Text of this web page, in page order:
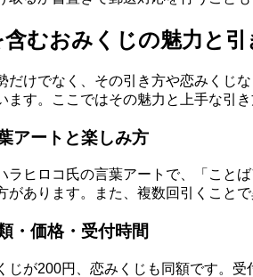
むおみくじの魅力と引
だけでなく、その引き方や恋みくじ
ます。ここではその魅力と上手な引き
アートと楽しみ方
ラヒロコ氏の言葉アートで、「こと
があります。また、複数回引くこと
・価格・受付時間
じが200円、恋みくじも同額です。